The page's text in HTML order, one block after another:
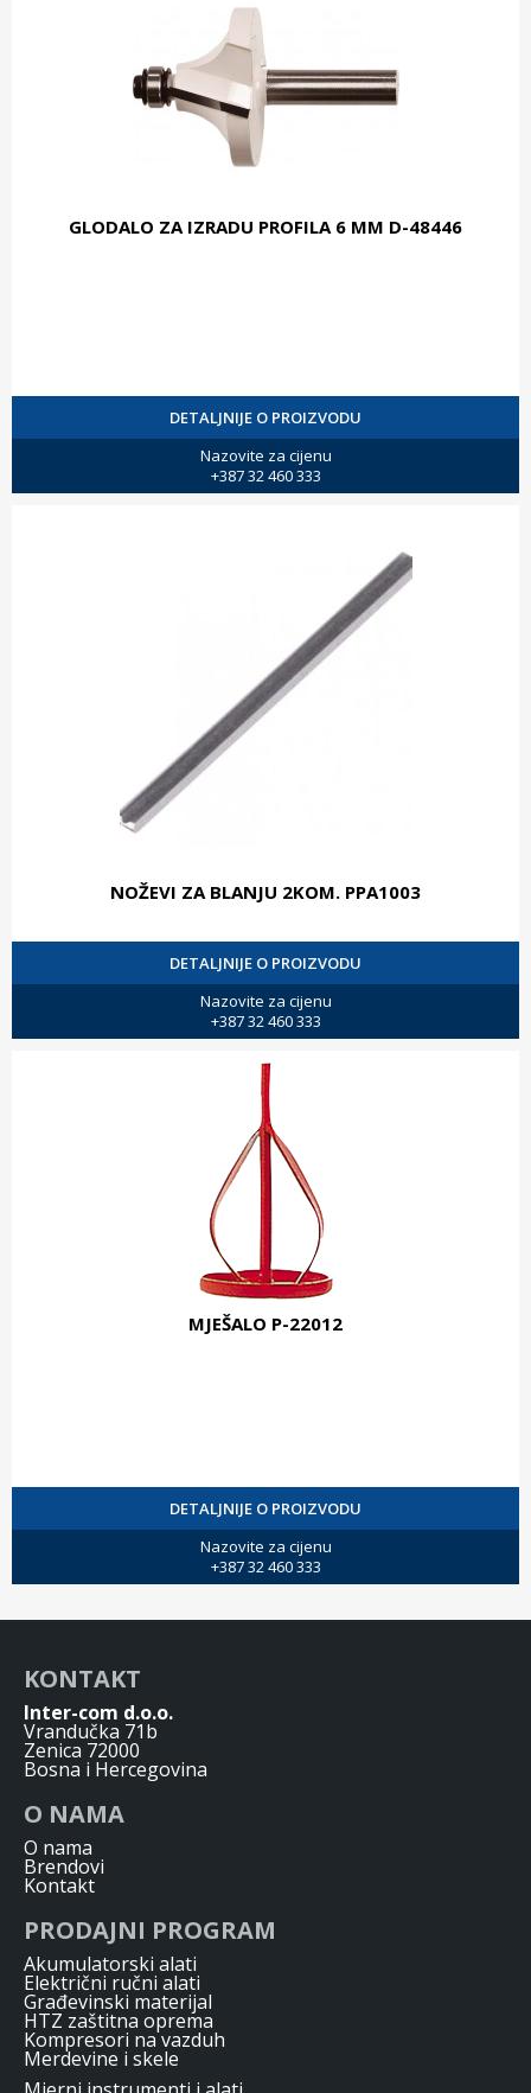
GLODALO ZA IZRADU PROFILA 6 MM D-48446
DETALJNIJE O PROIZVODU
Nazovite za cijenu
+387 32 460 333
NOŽEVI ZA BLANJU 2KOM. PPA1003
DETALJNIJE O PROIZVODU
Nazovite za cijenu
+387 32 460 333
MJEŠALO P-22012
DETALJNIJE O PROIZVODU
Nazovite za cijenu
+387 32 460 333
KONTAKT
Inter-com d.o.o.
Vrandučka 71b
Zenica 72000
Bosna i Hercegovina
O NAMA
O nama
Brendovi
Kontakt
PRODAJNI PROGRAM
Akumulatorski alati
Električni ručni alati
Građevinski materijal
HTZ zaštitna oprema
Kompresori na vazduh
Merdevine i skele